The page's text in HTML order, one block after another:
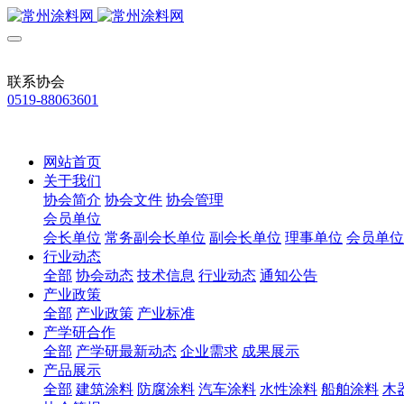
联系协会
0519-88063601
网站首页
关于我们
协会简介 协会文件 协会管理
会员单位
会长单位 常务副会长单位 副会长单位 理事单位 会员单位
行业动态
全部 协会动态 技术信息 行业动态 通知公告
产业政策
全部 产业政策 产业标准
产学研合作
全部 产学研最新动态 企业需求 成果展示
产品展示
全部 建筑涂料 防腐涂料 汽车涂料 水性涂料 船舶涂料 木